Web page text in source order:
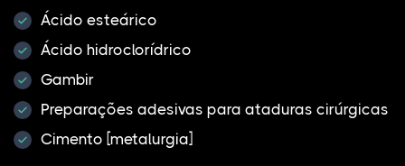
Ácido esteárico
Ácido hidroclorídrico
Gambir
Preparações adesivas para ataduras cirúrgicas
Cimento [metalurgia]